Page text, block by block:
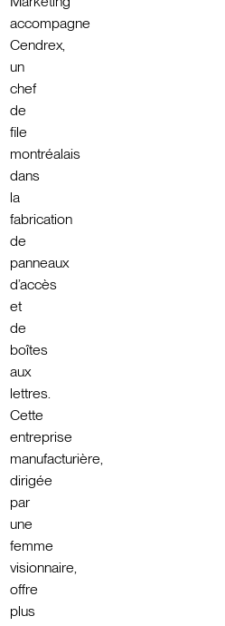
accompagne
Cendrex,
un
chef
de
file
montréalais
dans
la
fabrication
de
panneaux
d’accès
et
de
boîtes
aux
lettres.
Cette
entreprise
manufacturière,
dirigée
par
une
femme
visionnaire,
offre
plus